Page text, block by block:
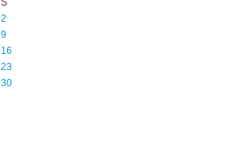
S
2
9
16
23
30